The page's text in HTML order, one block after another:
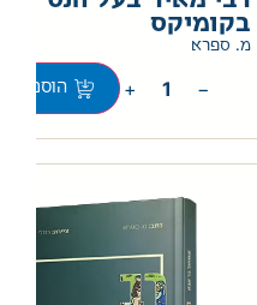
בקומיקס
מ. ספרא
−
+ הוספה